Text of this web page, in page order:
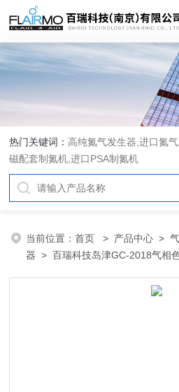
热门关键词： 高纯氮气发生器,进口氮
磁配套制氮机,进口PSA制氮机
当前位置：首页 > 产品中心 >
器 > 百瑞科技岛津GC-2018气相